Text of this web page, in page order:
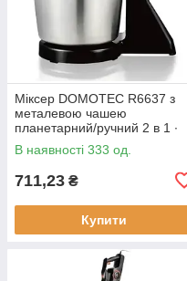
Міксер DOMOTEC R6637 з
металевою чашею
планетарний/ручний 2 в 1 ∙
Червоний/білий/
помаранчевий
В наявності 333 од.
711,23 ₴
Купити